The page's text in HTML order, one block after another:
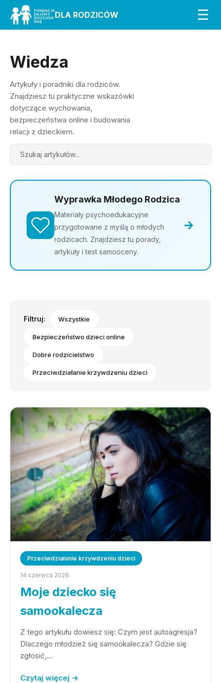
DLA RODZICÓW ☰
Wiedza
Artykuły i poradniki dla rodziców.
Znajdziesz tu praktyczne wskazówki
dotyczące wychowania,
bezpieczeństwa online i budowania
relacji z dzieckiem.
Search
Wyprawka Młodego Rodzica
Materiały psychoedukacyjne
przygotowane z myślą o młodych
rodzicach. Znajdziesz tu porady,
artykuły i test samooceny.
→
Filtruj: Wszystkie
Bezpieczeństwo dzieci online
Dobre rodzicielstwo
Przeciwdziałanie krzywdzeniu dzieci
Przeciwdziałanie krzywdzeniu dzieci
14 czerwca 2026
Moje dziecko się
samookalecza
Z tego artykułu dowiesz się: Czym jest autoagresja?
Dlaczego młodzież się samookalecza? Gdzie się
zgłosić,…
Czytaj więcej →